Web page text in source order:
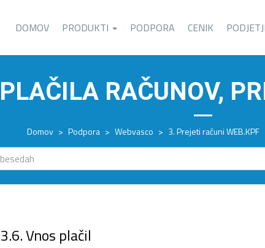
DOMOV PRODUKTI PODPORA CENIK
PLAČILA RAČUNOV,
Domov > Podpora > Webvasco > 3. Prejeti računi WEB.KPF
3.6. Vnos plačil